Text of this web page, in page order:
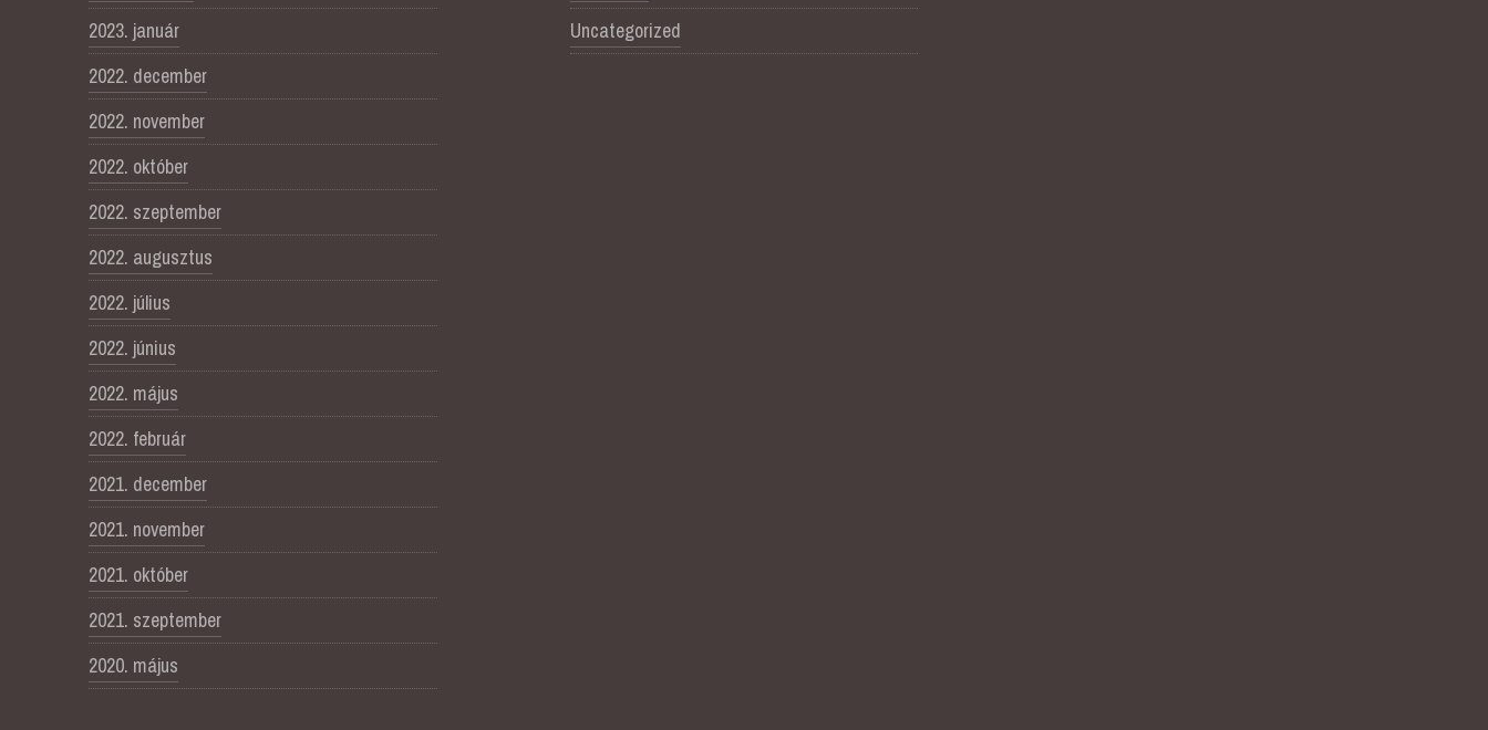
2023. január
2022. december
2022. november
2022. október
2022. szeptember
2022. augusztus
2022. július
2022. június
2022. május
2022. február
2021. december
2021. november
2021. október
2021. szeptember
2020. május
Uncategorized